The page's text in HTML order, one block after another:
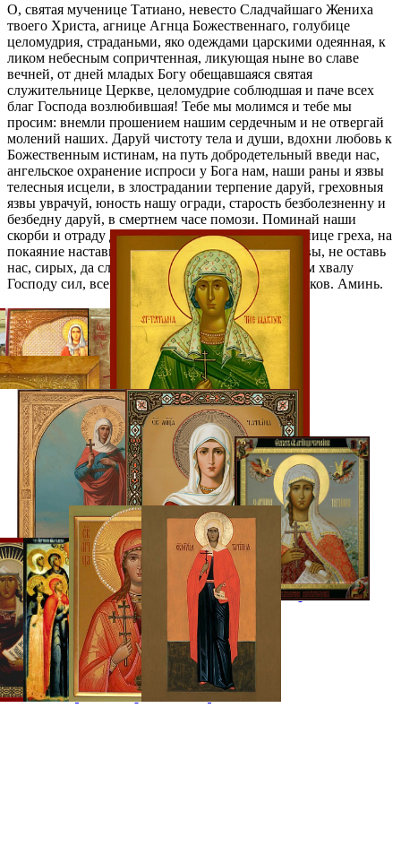
О, святая мученице Татиано, невесто Сладчайшаго Жениха
твоего Христа, агнице Агнца Божественнаго, голубице
целомудрия, страданьми, яко одеждами царскими одеянная, к
ликом небесным сопричтенная, ликующая ныне во славе
вечней, от дней младых Богу обещавшаяся святая
служительнице Церкве, целомудрие соблюдшая и паче всех
благ Господа возлюбившая! Тебе мы молимся и тебе мы
просим: внемли прошением нашим сердечным и не отвергай
молений наших. Даруй чистоту тела и души, вдохни любовь к
Божественным истинам, на путь добродетельный введи нас,
ангельское охранение испроси у Бога нам, наши раны и язвы
телесныя исцели, в злострадании терпение даруй, греховныя
язвы уврачуй, юность нашу огради, старость безболезненну и
безбедну даруй, в смертнем часе помози. Поминай наши
скорби и отраду даруй. Посети нас, сущих в темнице греха, на
покаяние настави скоро, возжжи пламень молитвы, не оставь
нас, сирых, да славяще страдания твоя, возсылаем хвалу
Господу сил, всегда, ныне и присно, и во веки веков. Аминь.
Галерея